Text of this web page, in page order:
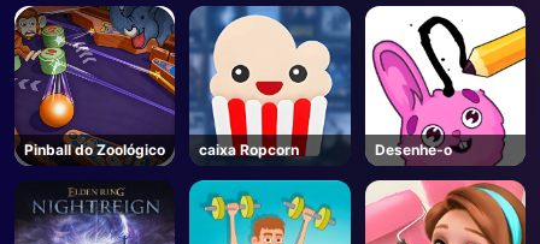
Pinball do Zoológico caixa Ropcorn Desenhe-o